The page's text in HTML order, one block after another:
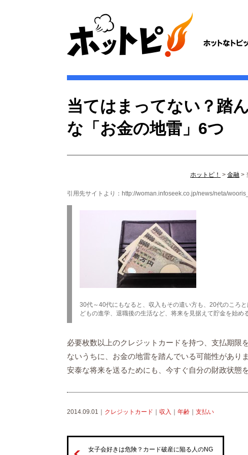
当てはまってない？踏
な「お金の地雷」6つ
ホットピ！ > 金融 >
引用先サイトより： http://woman.infoseek.co.jp/news/neta/
30代～40代にもなると、収入もその遣い方も、20代のころ
どもの進学、退職後の生活など、将来を見据えて貯金を始め
必要枚数以上のクレジットカードを持つ、支払期限
ないうちに、お金の地雷を踏んでいる可能性がありま
安泰な将来を送るためにも、今すぐ自分の財政状態
2014.09.01｜ クレジットカード 収入 年齢 支払い
女子会好きは危険？カード破産に陥る人のNG